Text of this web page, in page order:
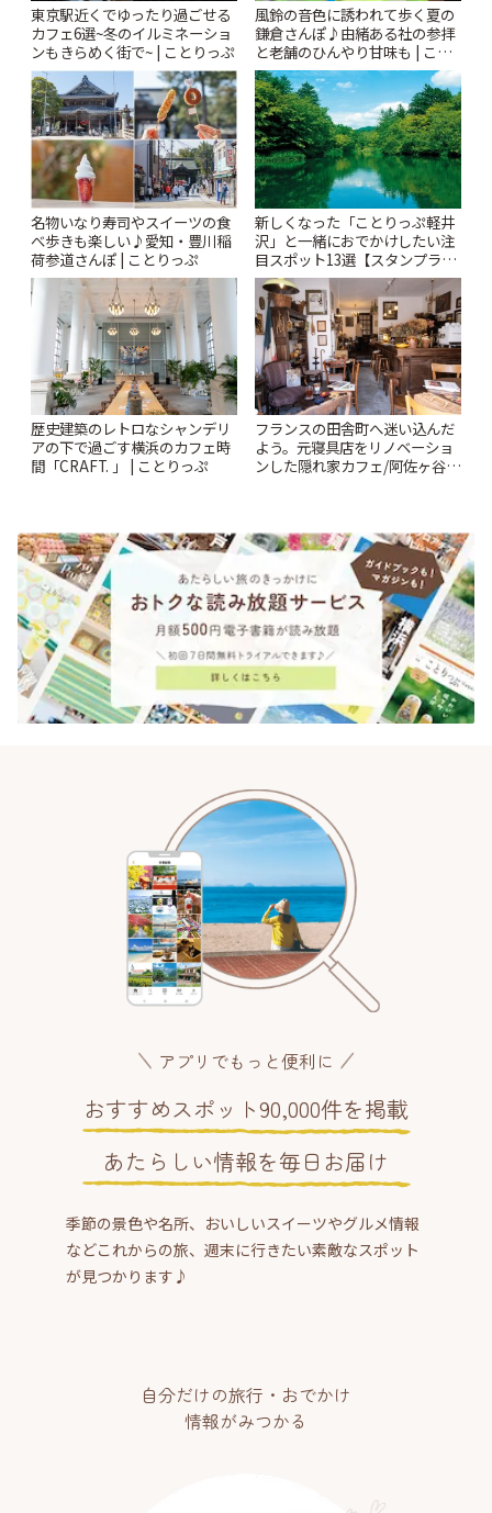
東京駅近くでゆったり過ごせる
カフェ6選~冬のイルミネーショ
ンもきらめく街で~ | ことりっぷ
風鈴の音色に誘われて歩く夏の
鎌倉さんぽ♪由緒ある社の参拝
と老舗のひんやり甘味も | こと
りっぷ
名物いなり寿司やスイーツの食
べ歩きも楽しい♪愛知・豊川稲
荷参道さんぽ | ことりっぷ
新しくなった「ことりっぷ軽井
沢」と一緒におでかけしたい注
目スポット13選【スタンプラリ
ー開催中】 | ことりっぷ
歴史建築のレトロなシャンデリ
アの下で過ごす横浜のカフェ時
間「CRAFT. 」 | ことりっぷ
フランスの田舎町へ迷い込んだ
よう。元寝具店をリノベーショ
ンした隠れ家カフェ/阿佐ヶ谷
アプリでもっと便利に
おすすめスポット90,000件を掲載
あたらしい情報を毎日お届け
季節の景色や名所、おいしいスイーツやグルメ情報
などこれからの旅、週末に行きたい素敵なスポット
が見つかります♪
自分だけの旅行・おでかけ
情報がみつかる